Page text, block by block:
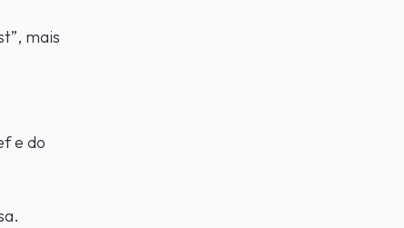
mais
e do